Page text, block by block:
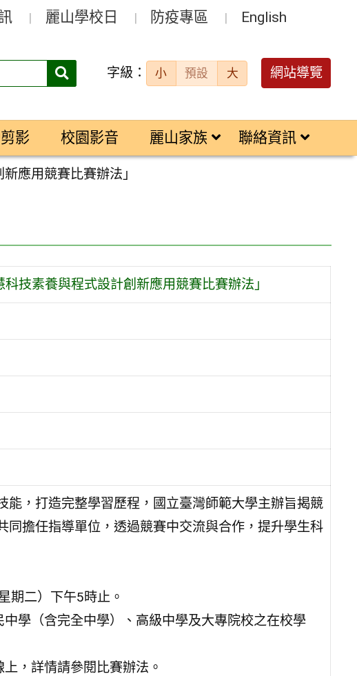
麗山學校日 防疫專區 English
搜
字級： 小 預設 大 網站導覽
影 校園影音 麗山家族 聯絡資訊
應用競賽比賽辦法」
技素養與程式設計創新應用競賽比賽辦法」
能，打造完整學習歷程，國立臺灣師範大學主辦旨揭競
同擔任指導單位，透過競賽中交流與合作，提升學生科
期二）下午5時止。
學（含完全中學）、高級中學及大專院校之在校學
，詳情請參閱比賽辦法。